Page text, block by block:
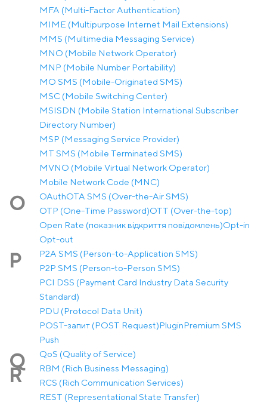
MFA (Multi-Factor Authentication)
MIME (Multipurpose Internet Mail Extensions)
MMS (Multimedia Messaging Service)
MNO (Mobile Network Operator)
MNP (Mobile Number Portability)
MO SMS (Mobile-Originated SMS)
MSC (Mobile Switching Center)
MSISDN (Mobile Station International Subscriber
Directory Number)
MSP (Messaging Service Provider)
MT SMS (Mobile Terminated SMS)
MVNO (Mobile Virtual Network Operator)
Mobile Network Code (MNC)
O OAuthOTA SMS (Over-the-Air SMS)
OTP (One-Time Password)OTT (Over-the-top)
Open Rate (показник відкриття повідомлень)Opt-in
Opt-out
P
P2A SMS (Person-to-Application SMS)
P2P SMS (Person-to-Person SMS)
PCI DSS (Payment Card Industry Data Security
Standard)
PDU (Protocol Data Unit)
POST-запит (POST Request)PluginPremium SMS
Push
Q QoS (Quality of Service)
R
RBM (Rich Business Messaging)
RCS (Rich Communication Services)
REST (Representational State Transfer)